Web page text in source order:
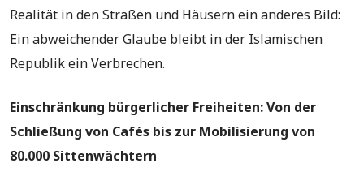
Realität in den Straßen und Häusern ein anderes Bild:
Ein abweichender Glaube bleibt in der Islamischen
Republik ein Verbrechen.
Einschränkung bürgerlicher Freiheiten: Von der
Schließung von Cafés bis zur Mobilisierung von
80.000 Sittenwächtern